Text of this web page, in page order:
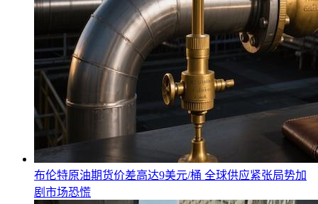
布伦特原油期货价差高达9美元/桶 全球供应紧张局势加
剧市场恐慌